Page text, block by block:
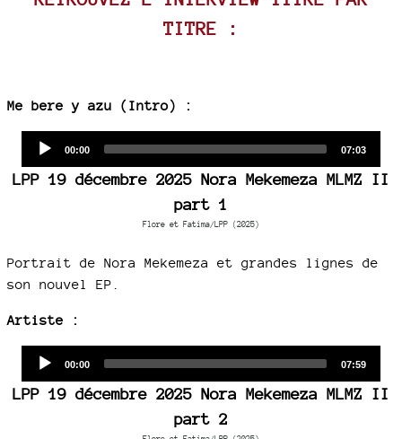
TITRE :
Me bere y azu (Intro) :
Audio
Current
00:00
Total
07:03
LPP 19 décembre 2025 Nora Mekemeza MLMZ II
part 1
Flore et Fatima/LPP (2025)
Portrait de Nora Mekemeza et grandes lignes de
son nouvel EP.
Artiste :
Audio
Current
00:00
Total
07:59
LPP 19 décembre 2025 Nora Mekemeza MLMZ II
part 2